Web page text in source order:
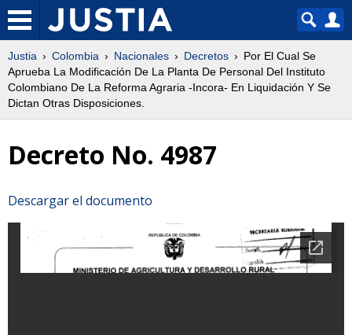
Justia Colombia Nacionales Decretos
Por El Cual Se
Aprueba La Modificación De La Planta De Personal Del Instituto
Colombiano De La Reforma Agraria -Incora- En Liquidación Y Se
Dictan Otras Disposiciones.
Decreto No. 4987
Descargar el documento